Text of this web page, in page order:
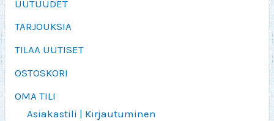
UUTUUDET
TARJOUKSIA
TILAA UUTISET
OSTOSKORI
OMA TILI
Asiakastili | Kirjautuminen